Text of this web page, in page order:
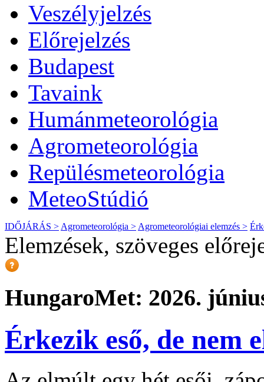
Veszélyjelzés
Előrejelzés
Budapest
Tavaink
Humánmeteorológia
Agrometeorológia
Repülésmeteorológia
MeteoStúdió
IDŐJÁRÁS > Agrometeorológia > Agrometeorológiai elemzés >
Elemzések, szöveges
HungaroMet: 2026.
Érkezik eső, de nem